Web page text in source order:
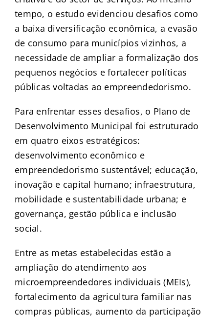
tempo, o estudo evidenciou desafios como
a baixa diversificação econômica, a evasão
de consumo para municípios vizinhos, a
necessidade de ampliar a formalização dos
pequenos negócios e fortalecer políticas
públicas voltadas ao empreendedorismo.
Para enfrentar esses desafios, o Plano de
Desenvolvimento Municipal foi estruturado
em quatro eixos estratégicos:
desenvolvimento econômico e
empreendedorismo sustentável; educação,
inovação e capital humano; infraestrutura,
mobilidade e sustentabilidade urbana; e
governança, gestão pública e inclusão
social.
Entre as metas estabelecidas estão a
ampliação do atendimento aos
microempreendedores individuais (MEIs),
fortalecimento da agricultura familiar nas
compras públicas, aumento da participação